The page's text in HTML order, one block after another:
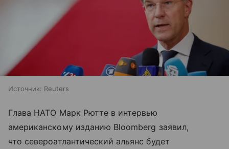
Источник: Reuters
Глава НАТО Марк Рютте в интервью
американскому изданию Bloomberg заявил,
что североатлантический альянс будет